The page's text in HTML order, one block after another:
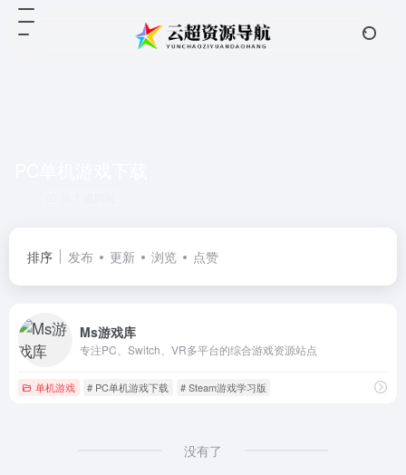
排序 发布 更新 浏览 点赞
Ms游戏库
专注PC、Switch、VR多平台的综合游戏资源站点
单机游戏 # PC单机游戏下载 # Steam游戏学习版
没有了